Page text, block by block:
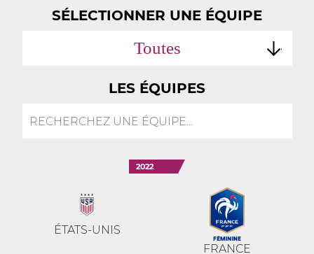
SÉLECTIONNER UNE ÉQUIPE
Toutes
LES ÉQUIPES
2022
ÉTATS-UNIS
FRANCE